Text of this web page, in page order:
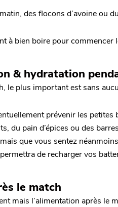
des flocons d’avoine ou
à bien boire pour
& hydratation
le plus important est sans
prévenir les
du pain d’épices ou des
que vous sentez
de recharger vos
le match
mais l’alimentation après